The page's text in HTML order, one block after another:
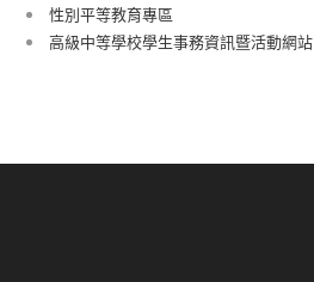
性別平等教育專區
高級中等學校學生事務資訊暨活動網站